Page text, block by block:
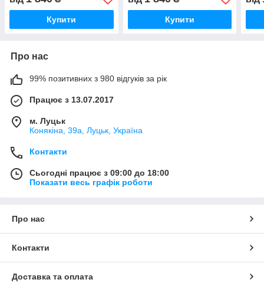
Купити Купити
Про нас
99% позитивних з 980 відгуків за рік
Працює з 13.07.2017
м. Луцьк
Конякіна, 39а, Луцьк, Україна
Контакти
Сьогодні працює з 09:00 до 18:00
Показати весь графік роботи
Про нас
Контакти
Доставка та оплата